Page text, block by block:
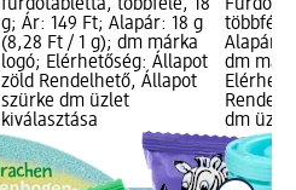
fürdőtabletta, többféle, 18
g; Ár: 149 Ft; Alapár: 18 g
(8,28 Ft / 1 g); dm márka
logó; Elérhetőség: Állapot
zöld Rendelhető, Állapot
szürke dm üzlet
kiválasztása
Alapár:
dm
dm